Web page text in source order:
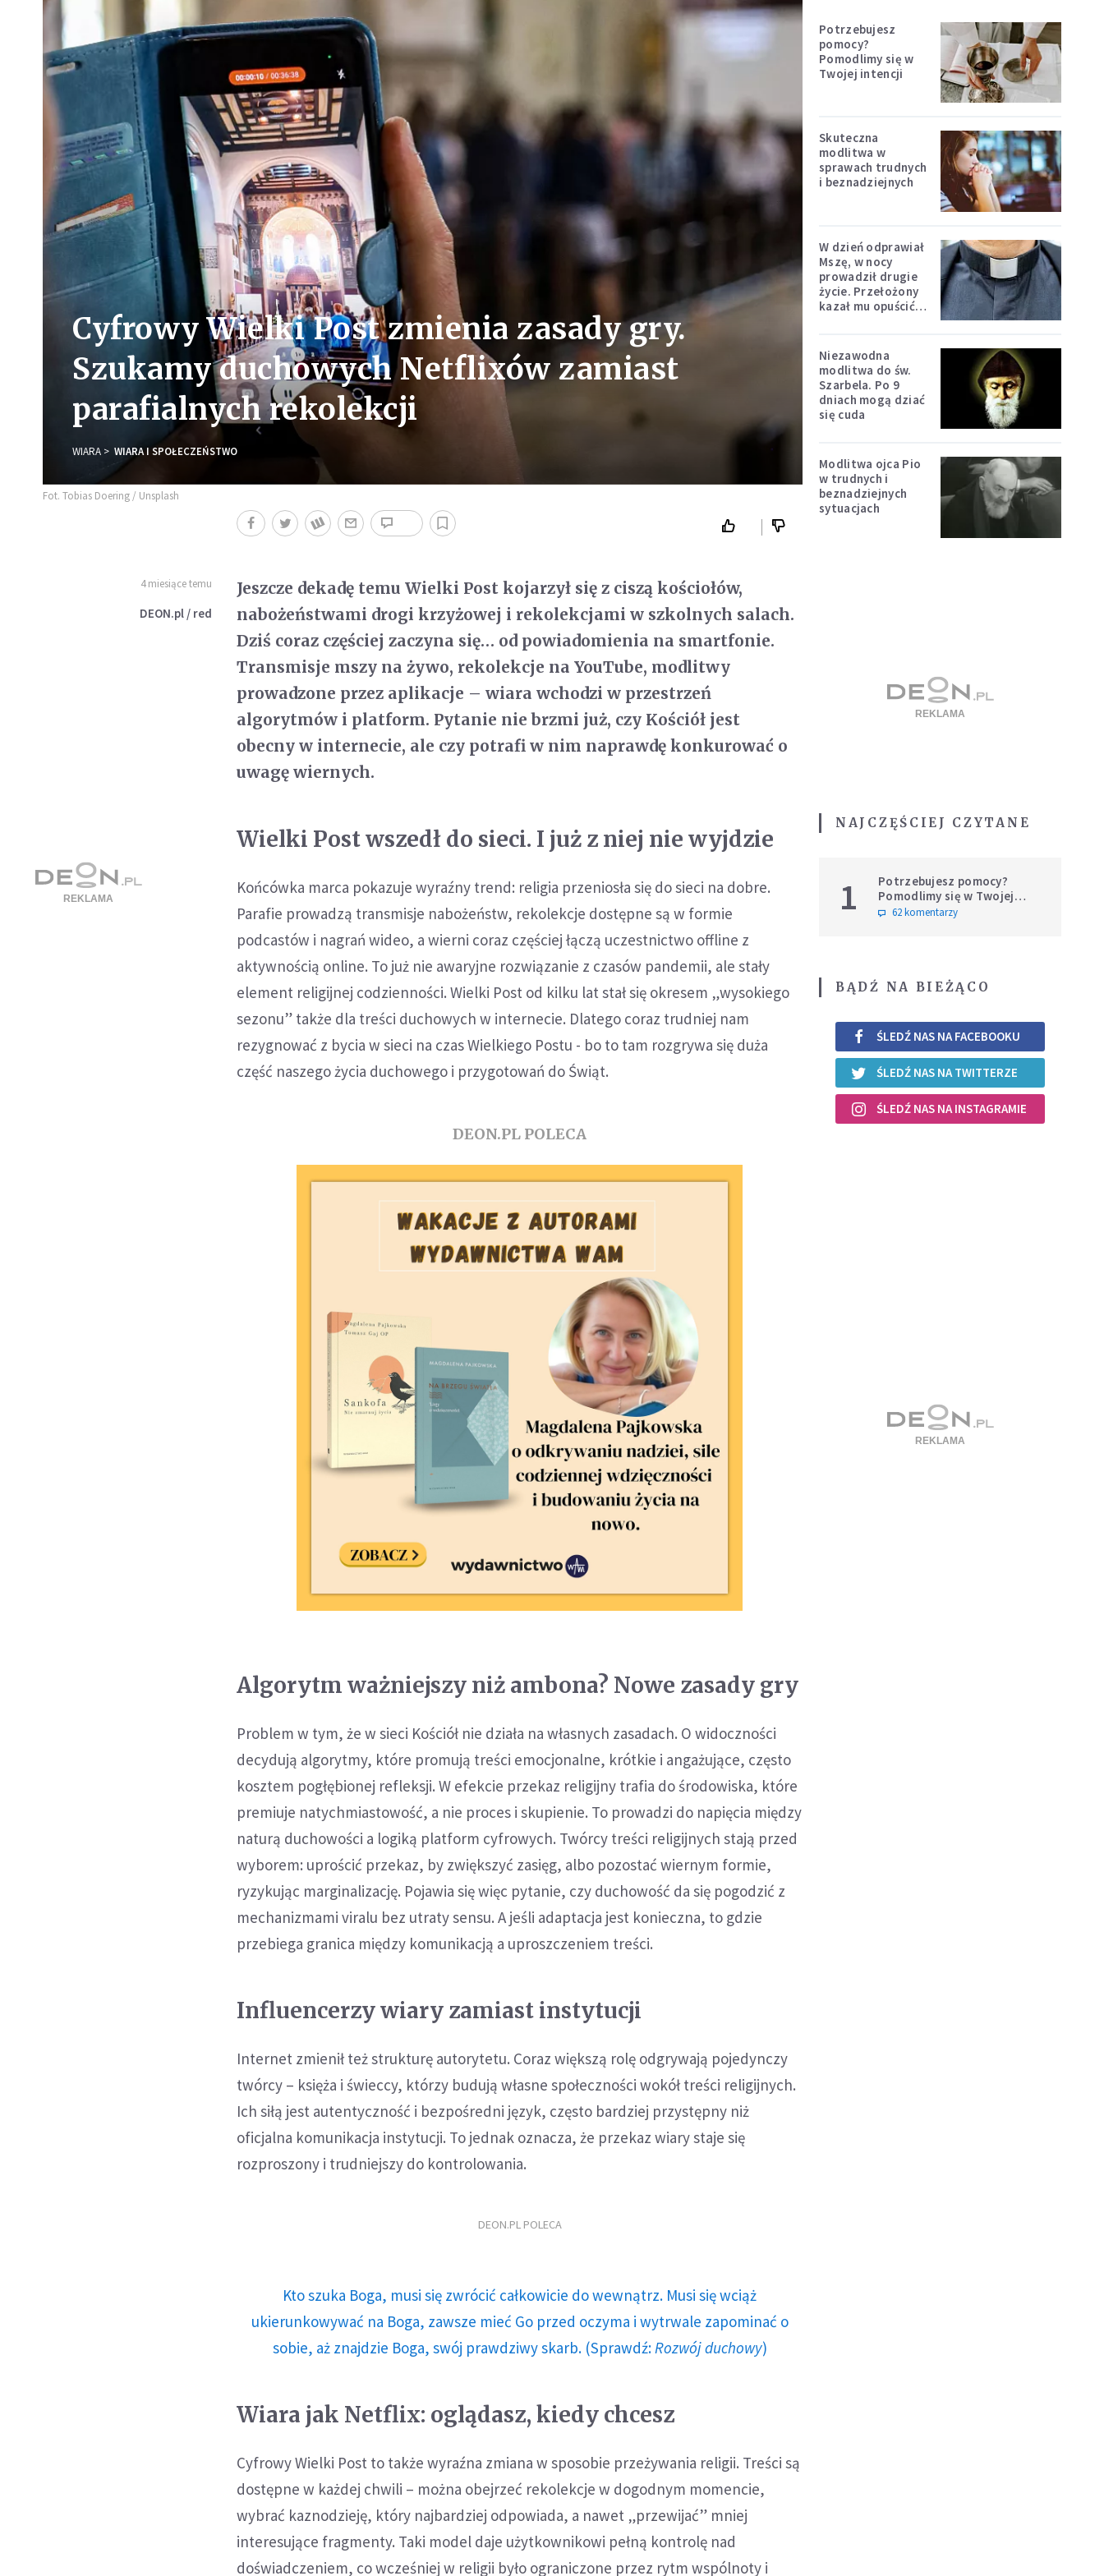
Cyfrowy Wielki Post zmienia zasady gry.
Szukamy duchowych Netflixów zamiast
parafialnych rekolekcji
WIARA WIARA I SPOŁECZEŃSTWO
Fot. Tobias Doering / Unsplash
4 miesiące temu
DEON.pl / red
Jeszcze dekadę temu Wielki Post kojarzył się z ciszą kościołów,
nabożeństwami drogi krzyżowej i rekolekcjami w szkolnych salach.
Dziś coraz częściej zaczyna się… od powiadomienia na smartfonie.
Transmisje mszy na żywo, rekolekcje na YouTube, modlitwy
prowadzone przez aplikacje – wiara wchodzi w przestrzeń
algorytmów i platform. Pytanie nie brzmi już, czy Kościół jest
obecny w internecie, ale czy potrafi w nim naprawdę konkurować o
uwagę wiernych.
Wielki Post wszedł do sieci. I już z niej nie wyjdzie
Końcówka marca pokazuje wyraźny trend: religia przeniosła się do sieci na dobre.
Parafie prowadzą transmisje nabożeństw, rekolekcje dostępne są w formie
podcastów i nagrań wideo, a wierni coraz częściej łączą uczestnictwo offline z
aktywnością online. To już nie awaryjne rozwiązanie z czasów pandemii, ale stały
element religijnej codzienności. Wielki Post od kilku lat stał się okresem „wysokiego
sezonu” także dla treści duchowych w internecie. Dlatego coraz trudniej nam
rezygnować z bycia w sieci na czas Wielkiego Postu - bo to tam rozgrywa się duża
część naszego życia duchowego i przygotowań do Świąt.
DEON.PL POLECA
Algorytm ważniejszy niż ambona? Nowe zasady gry
Problem w tym, że w sieci Kościół nie działa na własnych zasadach. O widoczności
decydują algorytmy, które promują treści emocjonalne, krótkie i angażujące, często
kosztem pogłębionej refleksji. W efekcie przekaz religijny trafia do środowiska, które
premiuje natychmiastowość, a nie proces i skupienie. To prowadzi do napięcia między
naturą duchowości a logiką platform cyfrowych. Twórcy treści religijnych stają przed
wyborem: uprościć przekaz, by zwiększyć zasięg, albo pozostać wiernym formie,
ryzykując marginalizację. Pojawia się więc pytanie, czy duchowość da się pogodzić z
mechanizmami viralu bez utraty sensu. A jeśli adaptacja jest konieczna, to gdzie
przebiega granica między komunikacją a uproszczeniem treści.
Influencerzy wiary zamiast instytucji
Internet zmienił też strukturę autorytetu. Coraz większą rolę odgrywają pojedynczy
twórcy – księża i świeccy, którzy budują własne społeczności wokół treści religijnych.
Ich siłą jest autentyczność i bezpośredni język, często bardziej przystępny niż
oficjalna komunikacja instytucji. To jednak oznacza, że przekaz wiary staje się
rozproszony i trudniejszy do kontrolowania.
DEON.PL POLECA
Kto szuka Boga, musi się zwrócić całkowicie do wewnątrz. Musi się wciąż
ukierunkowywać na Boga, zawsze mieć Go przed oczyma i wytrwale zapominać o
sobie, aż znajdzie Boga, swój prawdziwy skarb. (Sprawdź: Rozwój duchowy)
Wiara jak Netflix: oglądasz, kiedy chcesz
Cyfrowy Wielki Post to także wyraźna zmiana w sposobie przeżywania religii. Treści są
dostępne w każdej chwili – można obejrzeć rekolekcje w dogodnym momencie,
wybrać kaznodzieję, który najbardziej odpowiada, a nawet „przewijać” mniej
interesujące fragmenty. Taki model daje użytkownikowi pełną kontrolę nad
doświadczeniem, co wcześniej w religii było ograniczone przez rytm wspólnoty i
Potrzebujesz
pomocy?
Pomodlimy się w
Twojej intencji
Skuteczna
modlitwa w
sprawach trudnych
i beznadziejnych
W dzień odprawiał
Mszę, w nocy
prowadził drugie
życie. Przełożony
kazał mu opuścić
Niezawodna
modlitwa do św.
Szarbela. Po 9
dniach mogą dziać
się cuda
Modlitwa ojca Pio
w trudnych i
beznadziejnych
sytuacjach
NAJCZĘŚCIEJ CZYTANE
1
Potrzebujesz pomocy?
Pomodlimy się w Twojej
intencji
62 komentarzy
BĄDŹ NA BIEŻĄCO
ŚLEDŹ NAS NA FACEBOOKU
ŚLEDŹ NAS NA TWITTERZE
ŚLEDŹ NAS NA INSTAGRAMIE